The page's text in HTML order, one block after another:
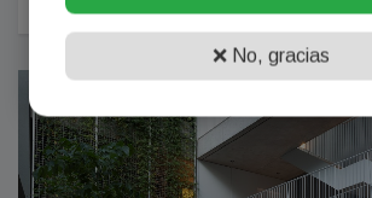
GENERALES
❌ No, gracias